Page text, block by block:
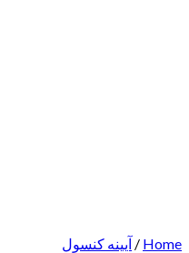
Home
/ آیینه کنسول